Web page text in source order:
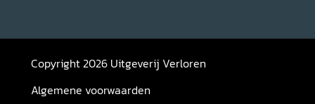
Copyright 2026 Uitgeverij Verloren
Algemene voorwaarden